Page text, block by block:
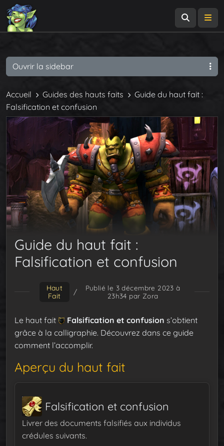
Accueil Guides des hauts faits
Guide du haut fait :
Falsification et confusion
Guide du haut fait :
Falsification et confusion
Haut
Fait
/
Publié le 3 décembre 2023 à
23h34 par Zora
Le haut fait Falsification et confusion s’obtient
grâce à la calligraphie. Découvrez dans ce guide
comment l’accomplir.
Aperçu du haut fait
Falsification et confusion
Livrer des documents falsifiés aux individus
crédules suivants.
Ouvrir la sidebar